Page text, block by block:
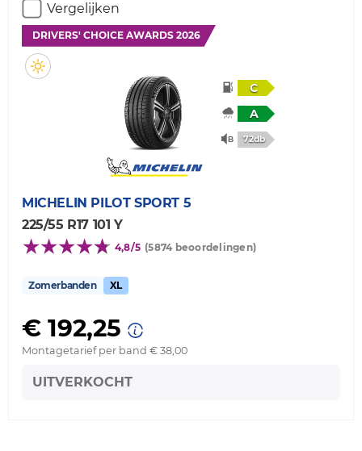
Vergelijken
DRIVERS' CHOICE AWARDS 2026
C
A
72db
MICHELIN PILOT SPORT 5
225/55 R17 101 Y
4,8/5 (5874 beoordelingen)
Zomerbanden XL
€ 192,25
Montagetarief per band € 38,00
UITVERKOCHT